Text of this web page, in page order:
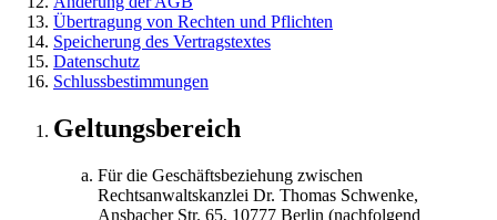
Übertragung von Rechten und Pflichten
Speicherung des Vertragstextes
Datenschutz
Schlussbestimmungen
Geltungsbereich
Für die Geschäftsbeziehung zwischen
Rechtsanwaltskanzlei Dr. Thomas Schwenke,
Ansbacher Str. 65, 10777 Berlin (nachfolgend